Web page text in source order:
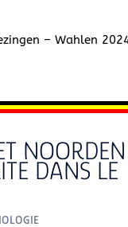
– Wahlen
NOORDEN
DANS LE